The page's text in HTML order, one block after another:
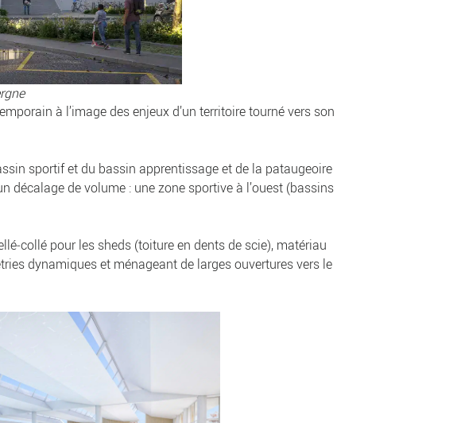
à l’image des enjeux d’un territoire tourné vers son
sportif et du bassin apprentissage et de la pataugeoire
décalage de volume : une zone sportive à l’ouest (bassins
pour les sheds (toiture en dents de scie), matériau
dynamiques et ménageant de larges ouvertures vers le